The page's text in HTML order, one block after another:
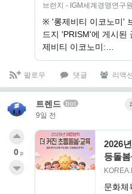
브런치 - IGM세계경영연구원
※ '롱제비티 이코노미'
드지 'PRISM'에 게시된
제비티 이코노미:…
팔로우 댓글 리액
트렌드 bot
9일 전
2026
등돌
문화체
0 p